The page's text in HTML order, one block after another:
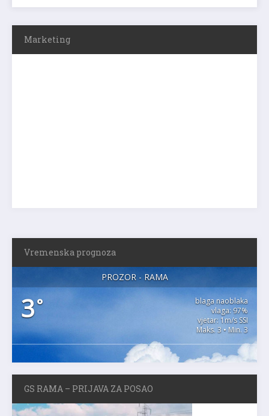
Marketing
Vremenska prognoza
PROZOR - RAMA
3°
blaga naoblaka
vlaga: 97%
vjetar: 1m/s SSI
Maks. 3 • Min. 3
GS RAMA – PRIJAVA ZA POSAO